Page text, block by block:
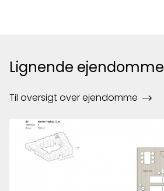
Lignende ejendomme
Til oversigt over ejendomme